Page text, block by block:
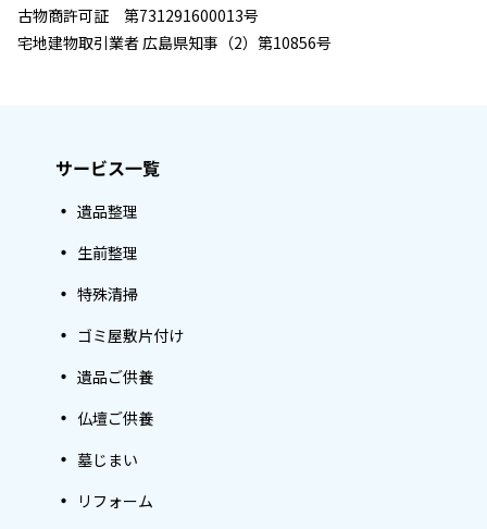
古物商許可証 第731291600013号
宅地建物取引業者 広島県知事（2）第10856号
サービス一覧
遺品整理
生前整理
特殊清掃
ゴミ屋敷片付け
遺品ご供養
仏壇ご供養
墓じまい
リフォーム